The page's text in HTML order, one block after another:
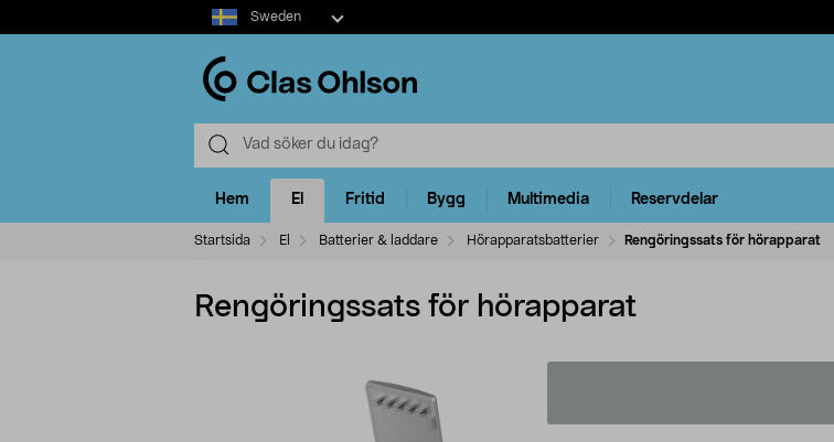
Select
market
Sweden
Hem El Fritid Bygg Multimedia Reservdelar
Startsida El Batterier & laddare Hörapparatsbatterier Rengöringssats för hörapparat
Rengöringssats för hörapparat